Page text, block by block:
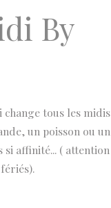
By
change tous les midis
un poisson ou un
affinité... ( attention